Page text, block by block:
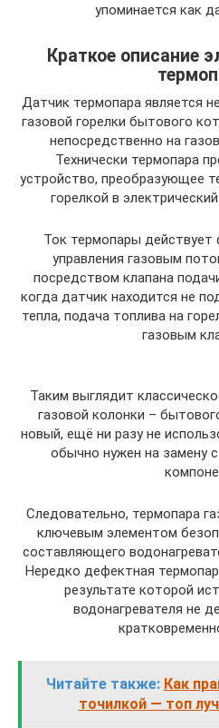
упоминается как
Краткое описание
Датчик термопара является
газовой горелки бытового
непосредственно на
Технически термопара
устройство, преобразующее
горелкой в
Ток термопары действует
управления газовым
посредством клапана
когда датчик находится не
тепла, подача топлива на
газовым
Таким выглядит
газовой колонки –
новый, ещё ни разу не
обычно нужен на замену
Следовательно, термопара
ключевым элементом
составляющего
Нередко дефектная
результате которой
водонагревателя не
Читайте также: Как
точилкой — топ